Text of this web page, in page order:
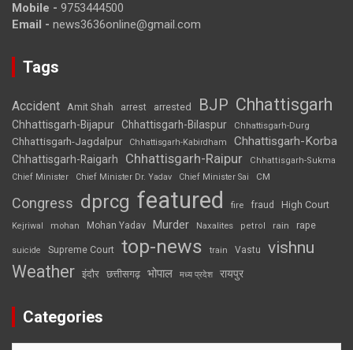
Mobile - 9753444500
Email - news3636online@gmail.com
Tags
Accident Amit Shah arrest arrested BJP Chhattisgarh
Chhattisgarh-Bijapur Chhattisgarh-Bilaspur Chhattisgarh-Durg
Chhattisgarh-Jagdalpur Chhattisgarh-Kabirdham Chhattisgarh-Korba
Chhattisgarh-Raigarh Chhattisgarh-Raipur
Chhattisgarh-Sukma
Chief Minister
Chief Minister Dr. Yadav Chief Minister Sai CM
Congress dprcg featured fire fraud High Court
Kejriwal mohan Mohan Yadav Murder Naxalites petrol rain rape
suicide Supreme Court top-news train Vastu vishnu
Weather इंदौर छत्तीसगढ़ भोपाल मध्य प्रदेश रायपुर
Categories